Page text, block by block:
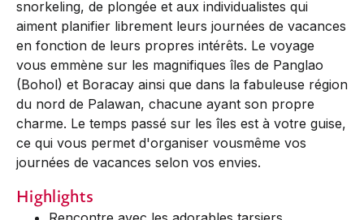
snorkeling, de plongée et aux individualistes qui
aiment planifier librement leurs journées de vacances
en fonction de leurs propres intérêts. Le voyage
vous emmène sur les magnifiques îles de Panglao
(Bohol) et Boracay ainsi que dans la fabuleuse région
du nord de Palawan, chacune ayant son propre
charme. Le temps passé sur les îles est à votre guise,
ce qui vous permet d'organiser vousmême vos
journées de vacances selon vos envies.
Highlights